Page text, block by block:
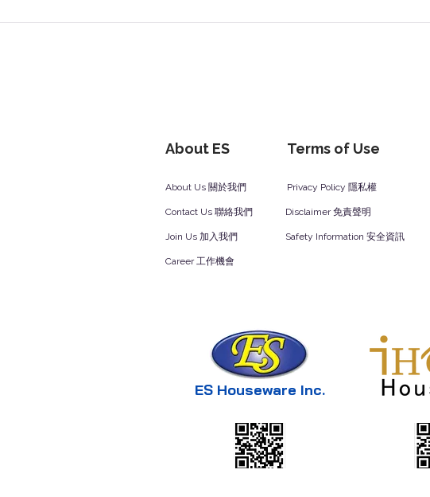
About ES Terms of Use
About Us 關於我們
Contact Us 聯絡我們
Join Us 加入我們
Privacy Policy 隱私權
Disclaimer 免責聲明
Safety Information 安全資訊
Career 工作機會
ES Houseware Inc.